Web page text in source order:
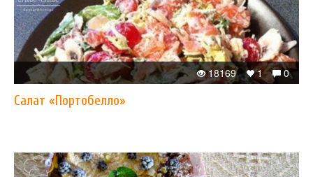
0
1
18169
Салат «Портобелло»